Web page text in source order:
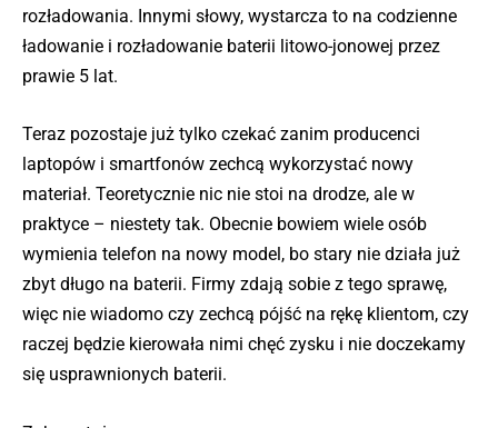
rozładowania. Innymi słowy, wystarcza to na codzienne
ładowanie i rozładowanie baterii litowo-jonowej przez
prawie 5 lat.
Teraz pozostaje już tylko czekać zanim producenci
laptopów i smartfonów zechcą wykorzystać nowy
materiał. Teoretycznie nic nie stoi na drodze, ale w
praktyce – niestety tak. Obecnie bowiem wiele osób
wymienia telefon na nowy model, bo stary nie działa już
zbyt długo na baterii. Firmy zdają sobie z tego sprawę,
więc nie wiadomo czy zechcą pójść na rękę klientom, czy
raczej będzie kierowała nimi chęć zysku i nie doczekamy
się usprawnionych baterii.